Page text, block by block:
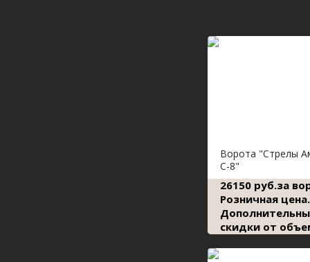
Ворота "Стрелы
С-8"
26150 руб.за
Розничная цена.
скидки от